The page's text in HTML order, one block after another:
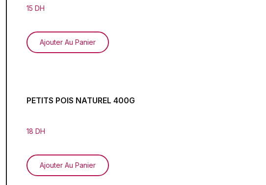
15 DH
Ajouter Au Panier
PETITS POIS NATUREL 400G
18 DH
Ajouter Au Panier